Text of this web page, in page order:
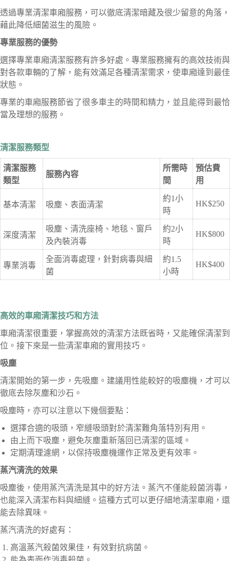
透過專業清潔車廂服務，可以徹底清潔暗藏及很少留意的角落，
藉此降低細菌滋生的風險。
專業服務的優勢
選擇專業車廂清潔服務有許多好處。專業服務擁有的高效技術與
對各款車輛的了解，能有效滿足各種清潔需求，使車廂達到最佳
狀態。
專業的車廂服務節省了很多車主的時間和精力，並且能得到最恰
當及理想的服務。
清潔服務類型
清潔服務
類型
服務內容
所需時
間
預估費
用
基本清潔 吸塵、表面清潔
約1小
時
HK$250
深度清潔
吸塵、清洗座椅、地毯、窗戶
及內裝消毒
約2小
時
HK$800
專業消毒
全面消毒處理，針對病毒與細
菌
約1.5
小時
HK$400
高效的車廂清潔技巧和方法
車廂清潔很重要，掌握高效的清潔方法既省時，又能確保清潔到
位。接下來是一些清潔車廂的實用技巧。
吸塵
清潔開始的第一步，先吸塵。建議用性能較好的吸塵機，才可以
徹底去除灰塵和沙石。
吸塵時，亦可以注意以下幾個要點：
選擇合適的吸頭，窄縫吸頭對於清潔難角落特別有用。
由上而下吸塵，避免灰塵重新落回已清潔的區域。
定期清理濾網，以保持吸塵機運作正常及更有效率。
蒸汽清洗的效果
吸塵後，使用蒸汽清洗是其中的好方法。蒸汽不僅能殺菌消毒，
也能深入清潔布料與細縫。這種方式可以更仔細地清潔車廂，還
能去除異味。
蒸汽清洗的好處有：
高溫蒸汽殺菌效果佳，有效對抗病菌。